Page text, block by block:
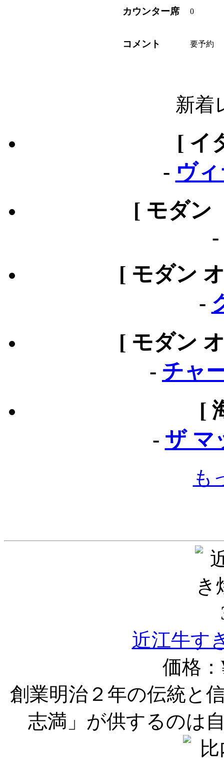
カウンター席 0
コメント 要予約
新着
[ イ
- ヴ
[ モダ
-
[ モダン
-
[ モダン
- チャ
[
- ザ
も
近江牛す
価格
創業明治２年の伝統と
志満」が供するのは